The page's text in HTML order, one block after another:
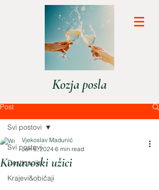
Kozja posla
Post
Svi postovi
Destinacije
Krajevi&običaji
Svi postovi
Konavoski užici
Vjekoslav Madunić
Jan 6, 2024 6 min read